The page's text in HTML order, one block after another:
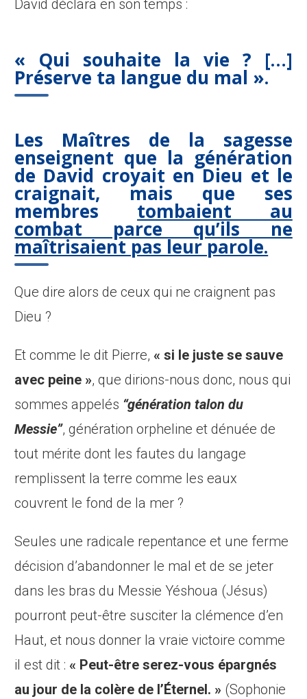
David déclara en son temps :
« Qui souhaite la vie ? […]
Préserve ta langue du mal ».
Les Maîtres de la sagesse
enseignent que la génération
de David croyait en Dieu et le
craignait, mais que ses
membres tombaient au
combat parce qu’ils ne
maîtrisaient pas leur parole.
Que dire alors de ceux qui ne craignent pas
Dieu ?
Et comme le dit Pierre,« si le juste se sauve
avec peine », que dirions-nous donc, nous qui
sommes appelés “génération talon du
Messie”, génération orpheline et dénuée de
tout mérite dont les fautes du langage
remplissent la terre comme les eaux
couvrent le fond de la mer ?
Seules une radicale repentance et une ferme
décision d’abandonner le mal et de se jeter
dans les bras du Messie Yéshoua (Jésus)
pourront peut-être susciter la clémence d’en
Haut, et nous donner la vraie victoire comme
il est dit :« Peut-être serez-vous épargnés
au jour de la colère de l’Éternel. » (Sophonie